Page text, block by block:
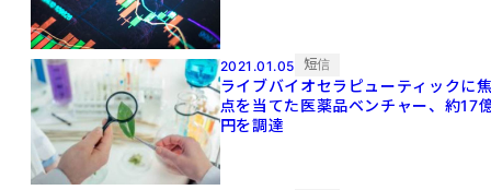
2021.01.05 短信
ライブバイオセラピューティックに
点を当てた医薬品ベンチャー、約17
円を調達